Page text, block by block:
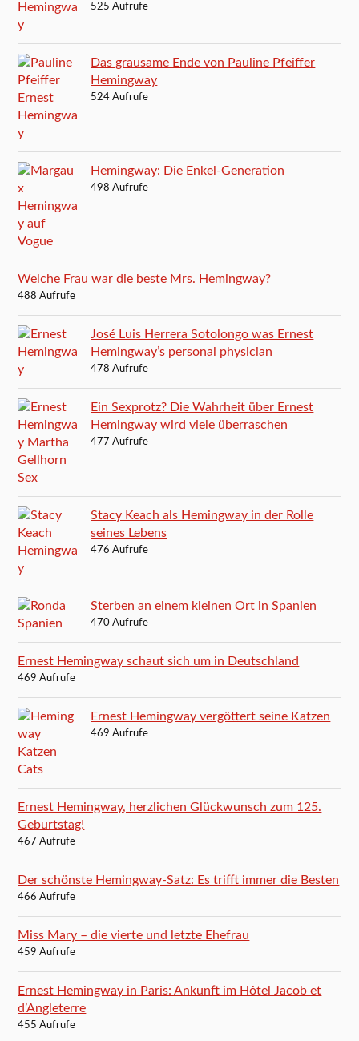
525 Aufrufe
Das grausame Ende von Pauline Pfeiffer
Hemingway
524 Aufrufe
Hemingway: Die Enkel-Generation
498 Aufrufe
Welche Frau war die beste Mrs. Hemingway?
488 Aufrufe
José Luis Herrera Sotolongo was Ernest
Hemingway’s personal physician
478 Aufrufe
Ein Sexprotz? Die Wahrheit über Ernest
Hemingway wird viele überraschen
477 Aufrufe
Stacy Keach als Hemingway in der Rolle
seines Lebens
476 Aufrufe
Sterben an einem kleinen Ort in Spanien
470 Aufrufe
Ernest Hemingway schaut sich um in Deutschland
469 Aufrufe
Ernest Hemingway vergöttert seine Katzen
469 Aufrufe
Ernest Hemingway, herzlichen Glückwunsch zum 125.
Geburtstag!
467 Aufrufe
Der schönste Hemingway-Satz: Es trifft immer die Besten
466 Aufrufe
Miss Mary – die vierte und letzte Ehefrau
459 Aufrufe
Ernest Hemingway in Paris: Ankunft im Hôtel Jacob et
d’Angleterre
455 Aufrufe